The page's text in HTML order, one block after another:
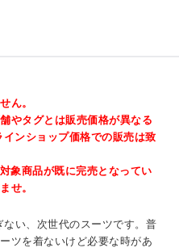
ん。
やタグとは販売価格が異なる
ンショップ価格での販売は致
象商品が既に完売となってい
せ。
い、次世代のスーツです。普
ツを着ないけど必要な時があ